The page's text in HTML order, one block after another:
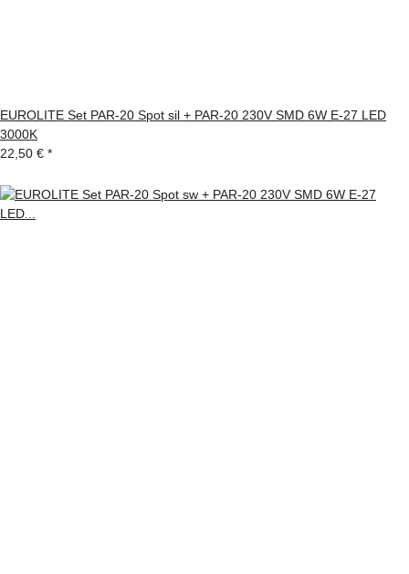
EUROLITE Set PAR-20 Spot sil + PAR-20 230V SMD 6W E-27 LED
3000K
22,50 € *